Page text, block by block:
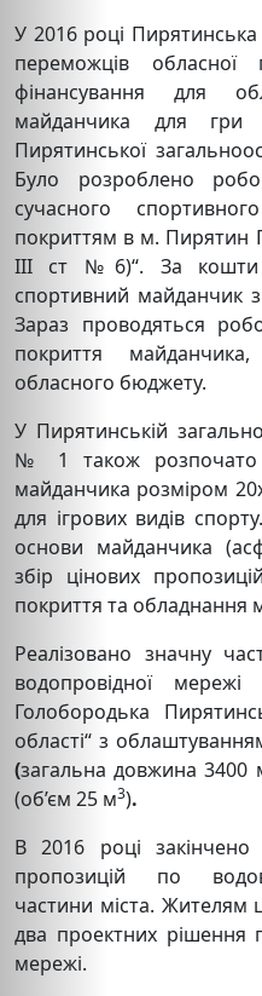
У 2016 році
переможців
фінансування для
майданчика для гри
Пирятинської
Було розроблено
сучасного
покриттям в м. Пирятин
ІІІ ст №6)“. За
спортивний майданчик
Зараз проводяться
покриття
обласного бюджету.
У Пирятинській
№ 1 також розпочато
майданчика розміром
для ігрових видів
основи майданчика
збір цінових
покриття та обладнання
Реалізовано значну
водопровідної
Голобородька
області“ з
(загальна довжина 3400
(об’єм 25 м3).
В 2016 році закінчено
пропозицій по
частини міста. Жителям
два проектних рішення
мережі.